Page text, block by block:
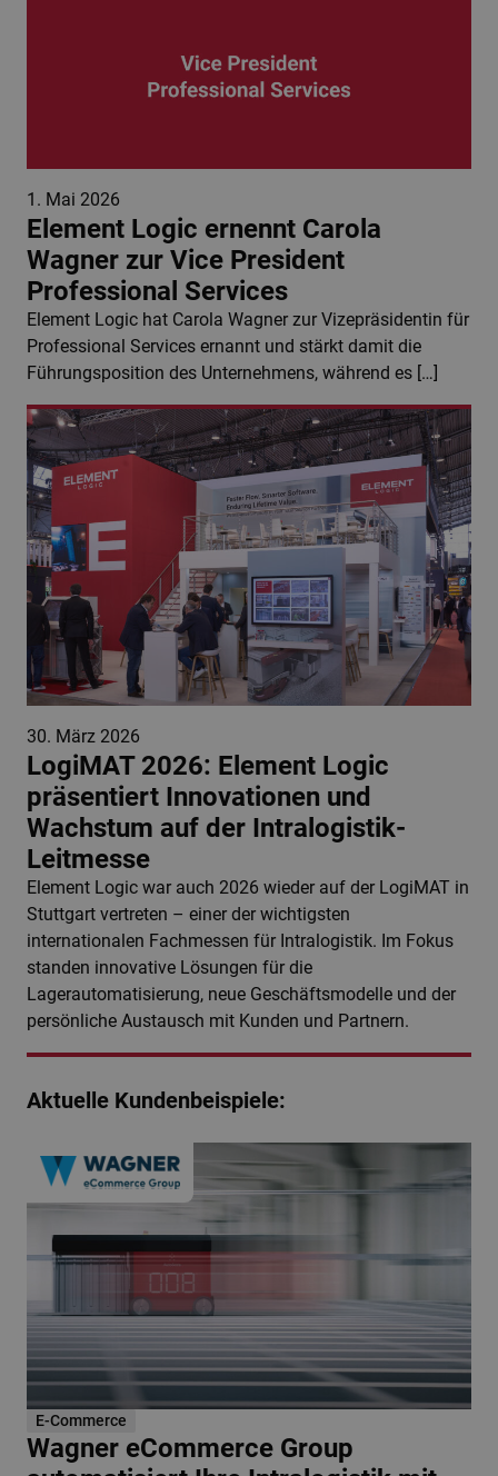
1. Mai 2026
Element Logic ernennt Carola
Wagner zur Vice President
Professional Services
Element Logic hat Carola Wagner zur Vizepräsidentin für
Professional Services ernannt und stärkt damit die
Führungsposition des Unternehmens, während es […]
30. März 2026
LogiMAT 2026: Element Logic
präsentiert Innovationen und
Wachstum auf der Intralogistik-
Leitmesse
Element Logic war auch 2026 wieder auf der LogiMAT in
Stuttgart vertreten – einer der wichtigsten
internationalen Fachmessen für Intralogistik. Im Fokus
standen innovative Lösungen für die
Lagerautomatisierung, neue Geschäftsmodelle und der
persönliche Austausch mit Kunden und Partnern.
Aktuelle Kundenbeispiele:
E-Commerce
Wagner eCommerce Group